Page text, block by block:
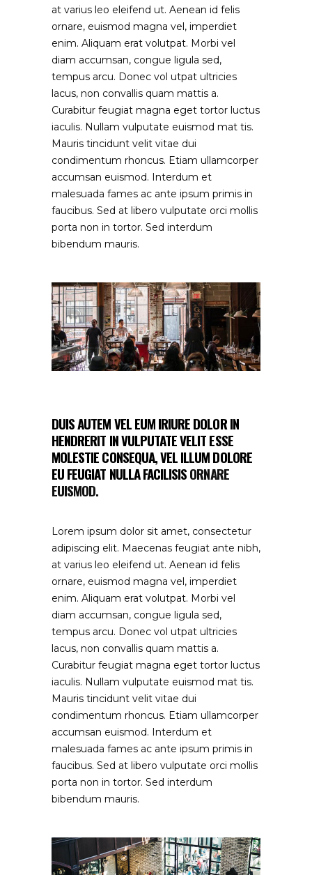
at varius leo eleifend ut. Aenean id felis
ornare, euismod magna vel, imperdiet
enim. Aliquam erat volutpat. Morbi vel
diam accumsan, congue ligula sed,
tempus arcu. Donec vol utpat ultricies
lacus, non convallis quam mattis a.
Curabitur feugiat magna eget tortor luctus
iaculis. Nullam vulputate euismod mat tis.
Mauris tincidunt velit vitae dui
condimentum rhoncus. Etiam ullamcorper
accumsan euismod. Interdum et
malesuada fames ac ante ipsum primis in
faucibus. Sed at libero vulputate orci mollis
porta non in tortor. Sed interdum
bibendum mauris.
DUIS AUTEM VEL EUM IRIURE DOLOR IN
HENDRERIT IN VULPUTATE VELIT ESSE
MOLESTIE CONSEQUA, VEL ILLUM DOLORE
EU FEUGIAT NULLA FACILISISORNARE
EUISMOD.
Lorem ipsum dolor sit amet, consectetur
adipiscing elit. Maecenas feugiat ante nibh,
at varius leo eleifend ut. Aenean id felis
ornare, euismod magna vel, imperdiet
enim. Aliquam erat volutpat. Morbi vel
diam accumsan, congue ligula sed,
tempus arcu. Donec vol utpat ultricies
lacus, non convallis quam mattis a.
Curabitur feugiat magna eget tortor luctus
iaculis. Nullam vulputate euismod mat tis.
Mauris tincidunt velit vitae dui
condimentum rhoncus. Etiam ullamcorper
accumsan euismod. Interdum et
malesuada fames ac ante ipsum primis in
faucibus. Sed at libero vulputate orci mollis
porta non in tortor. Sed interdum
bibendum mauris.